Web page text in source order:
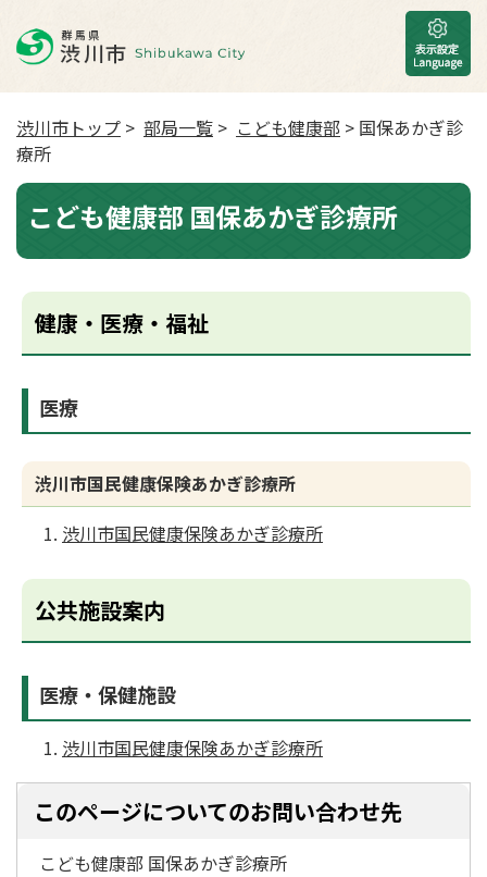
渋川市トップ > 部局一覧 > こども健康部 > 国保あかぎ診
療所
こども健康部 国保あかぎ診療所
健康・医療・福祉
医療
渋川市国民健康保険あかぎ診療所
渋川市国民健康保険あかぎ診療所
公共施設案内
医療・保健施設
渋川市国民健康保険あかぎ診療所
このページについてのお問い合わせ先
こども健康部 国保あかぎ診療所